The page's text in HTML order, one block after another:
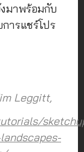
มาพร้อมกับ
ารแชร์โปร
Leggitt,